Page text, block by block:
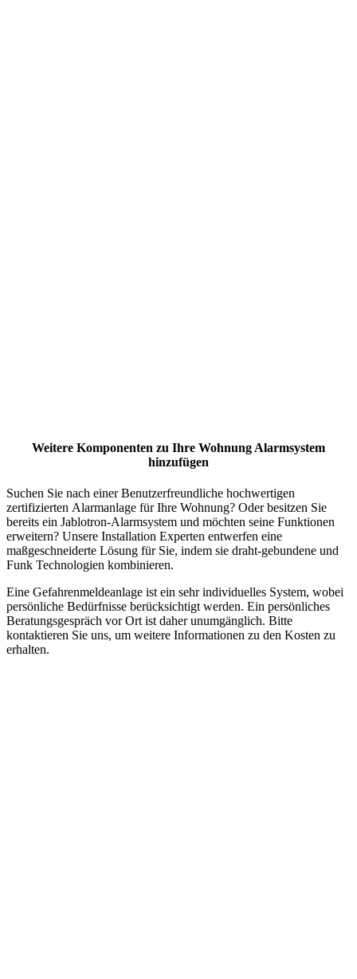
Weitere Komponenten zu Ihre Wohnung Alarmsystem
hinzufügen
Suchen Sie nach einer Benutzerfreundliche hochwertigen
zertifizierten Alarmanlage für Ihre Wohnung? Oder besitzen Sie
bereits ein Jablotron-Alarmsystem und möchten seine Funktionen
erweitern? Unsere Installation Experten entwerfen eine
maßgeschneiderte Lösung für Sie, indem sie draht-gebundene und
Funk Technologien kombinieren.
Eine Gefahrenmeldeanlage ist ein sehr individuelles System, wobei
persönliche Bedürfnisse berücksichtigt werden. Ein persönliches
Beratungsgespräch vor Ort ist daher unumgänglich. Bitte
kontaktieren Sie uns, um weitere Informationen zu den Kosten zu
erhalten.